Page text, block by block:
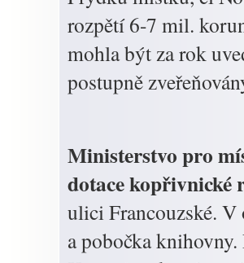
rozpětí 6-7 mil.
mohla být za rok
postupně
Ministerstvo pro
dotace
ulici Francouzské.
a pobočka